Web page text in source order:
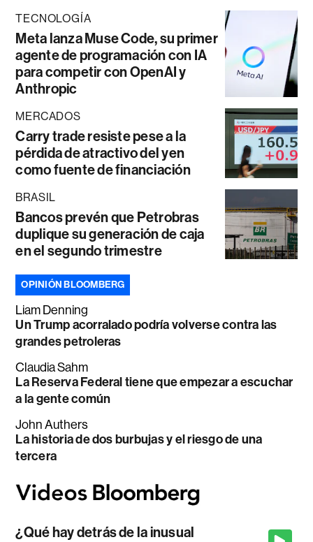
TECNOLOGÍA
Meta lanza Muse Code, su primer
agente de programación con IA
para competir con OpenAI y
Anthropic
MERCADOS
Carry trade resiste pese a la
pérdida de atractivo del yen
como fuente de financiación
BRASIL
Bancos prevén que Petrobras
duplique su generación de caja
en el segundo trimestre
OPINIÓN BLOOMBERG
Liam Denning
Un Trump acorralado podría volverse contra las
grandes petroleras
Claudia Sahm
La Reserva Federal tiene que empezar a escuchar
a la gente común
John Authers
La historia de dos burbujas y el riesgo de una
tercera
¿Qué hay detrás de la inusual